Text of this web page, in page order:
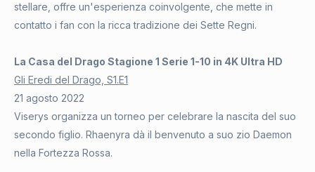
stellare, offre un'esperienza coinvolgente, che mette in
contatto i fan con la ricca tradizione dei Sette Regni.
La Casa del Drago Stagione 1 Serie 1-10 in 4K Ultra HD
Gli Eredi del Drago, S1.E1
21 agosto 2022
Viserys organizza un torneo per celebrare la nascita del suo
secondo figlio. Rhaenyra dà il benvenuto a suo zio Daemon
nella Fortezza Rossa.